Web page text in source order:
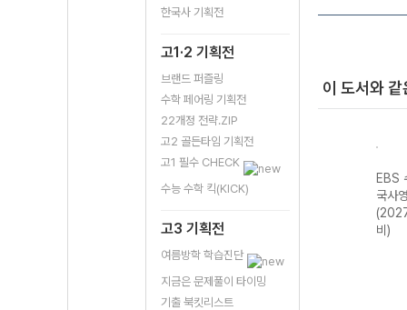
한국사 기획전
고1·2 기획전
브랜드 퍼즐링
수학 페어링 기획전
22개정 전략.ZIP
고2 골든타임 기획전
고1 필수 CHECK
수능 수학 킥(KICK)
고3 기획전
여름방학 학습진단
지금은 문제풀이 타이밍
기출 북킷리스트
이 도서와
출 Vaccine
(2026년용)
EBS
국사
비)